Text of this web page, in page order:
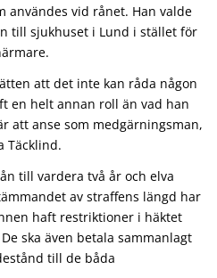
användes vid rånet. Han valde
till sjukhuset i Lund i stället för
att det inte kan råda någon
en helt annan roll än vad han
att anse som medgärningsman,
Täcklind.
till vardera två år och elva
av straffens längd har
haft restriktioner i häktet
ska även betala sammanlagt
till de båda